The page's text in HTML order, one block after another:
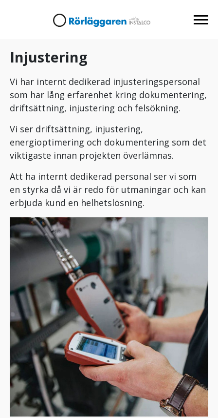
Injustering
Vi har internt dedikerad injusteringspersonal
som har lång erfarenhet kring dokumentering,
driftsättning, injustering och felsökning.
Vi ser driftsättning, injustering,
energioptimering och dokumentering som det
viktigaste innan projekten överlämnas.
Att ha internt dedikerad personal ser vi som
en styrka då vi är redo för utmaningar och kan
erbjuda kund en helhetslösning.